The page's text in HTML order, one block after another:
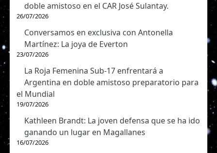
doble amistoso en el CAR José Sulantay.
26/07/2026
Conversamos en exclusiva con Antonella
Martínez: La joya de Everton
23/07/2026
La Roja Femenina Sub-17 enfrentará a
Argentina en doble amistoso preparatorio para
el Mundial
19/07/2026
Kathleen Brandt: La joven defensa que se ha ido
ganando un lugar en Magallanes
16/07/2026